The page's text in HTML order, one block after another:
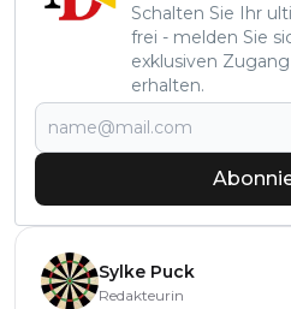
Schalten Sie Ihr
frei - melden Sie
exklusiven
erhalten.
Sylke Puck
Redakteurin